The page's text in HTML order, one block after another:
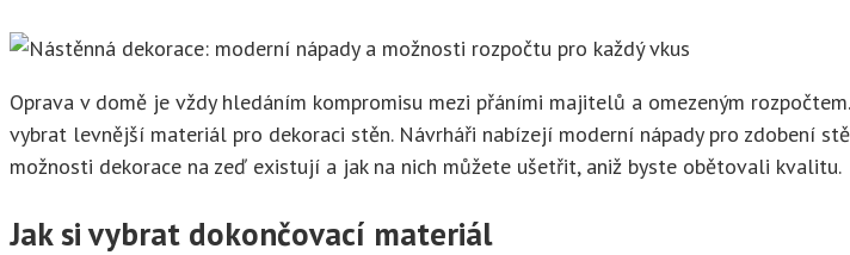
Oprava v domě je vždy hledáním kompromisu mezi přáními majitelů a omezeným
vybrat levnější materiál pro dekoraci stěn. Návrháři nabízejí moderní nápady pro zdobení
možnosti dekorace na zeď existují a jak na nich můžete ušetřit, aniž byste obětovali kvalitu.
Jak si vybrat dokončovací materiál